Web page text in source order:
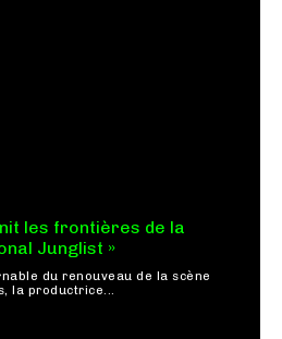
les frontières de la
Junglist »
la productrice...